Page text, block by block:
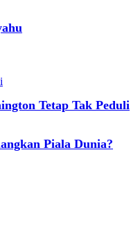
Tetap Tak Peduli
Piala Dunia?